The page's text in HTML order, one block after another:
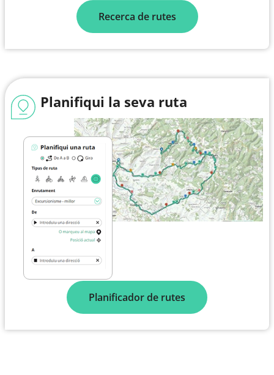
Recerca de rutes
Planifiqui la seva ruta
Planificador de rutes